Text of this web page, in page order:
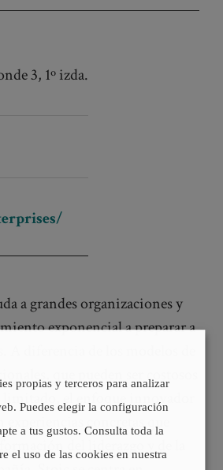
3, 1º izda.
a grandes organizaciones y
exponencial a preparar a
que pueden ser costosos
limitado, el enfoque innovador
experiencias concretas que
del liderazgo y de la
propias y terceros para analizar
Puedes elegir la configuración
a tus gustos. Consulta toda la
el uso de las cookies en nuestra